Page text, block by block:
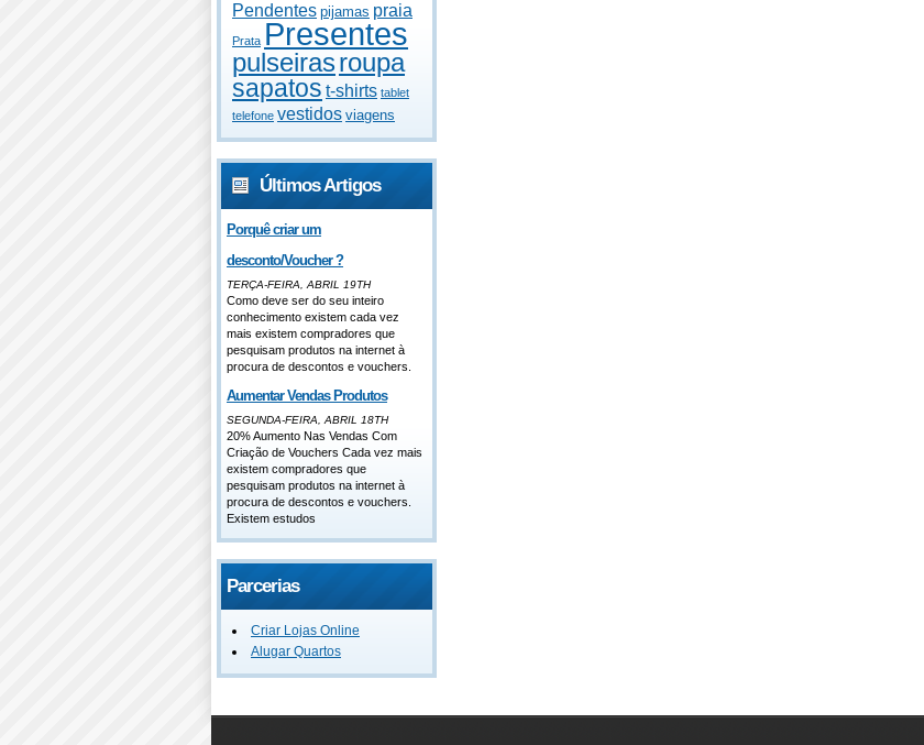
Pendentes pijamas praia
Prata Presentes
pulseirasroupa
sapatos t-shirts tablet
telefone vestidos viagens
Últimos Artigos
Porquê criar um
desconto/Voucher ?
TERÇA-FEIRA, ABRIL 19TH
Como deve ser do seu inteiro
conhecimento existem cada vez
mais existem compradores que
pesquisam produtos na internet à
procura de descontos e vouchers.
Aumentar Vendas Produtos
SEGUNDA-FEIRA, ABRIL 18TH
20% Aumento Nas Vendas Com
Criação de Vouchers Cada vez mais
existem compradores que
pesquisam produtos na internet à
procura de descontos e vouchers.
Existem estudos
Parcerias
Criar Lojas Online
Alugar Quartos